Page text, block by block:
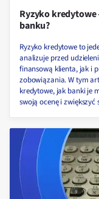
Ryzyko kredytowe
banku?
Ryzyko kredytowe to
analizuje przed
finansową klienta, jak i
zobowiązania. W tym
kredytowe, jak banki je
swoją ocenę i